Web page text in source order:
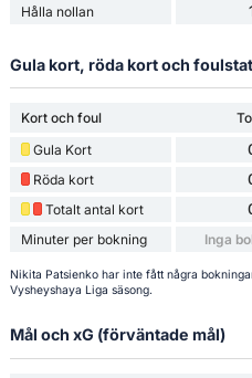
Hålla nollan
Gula kort, röda kort och
Kort och foul
Gula Kort
Röda kort
Totalt antal kort
Minuter per bokning Inga
Nikita Patsienko har inte fått några
Vysheyshaya Liga säsong.
Mål och xG (förväntade mål)